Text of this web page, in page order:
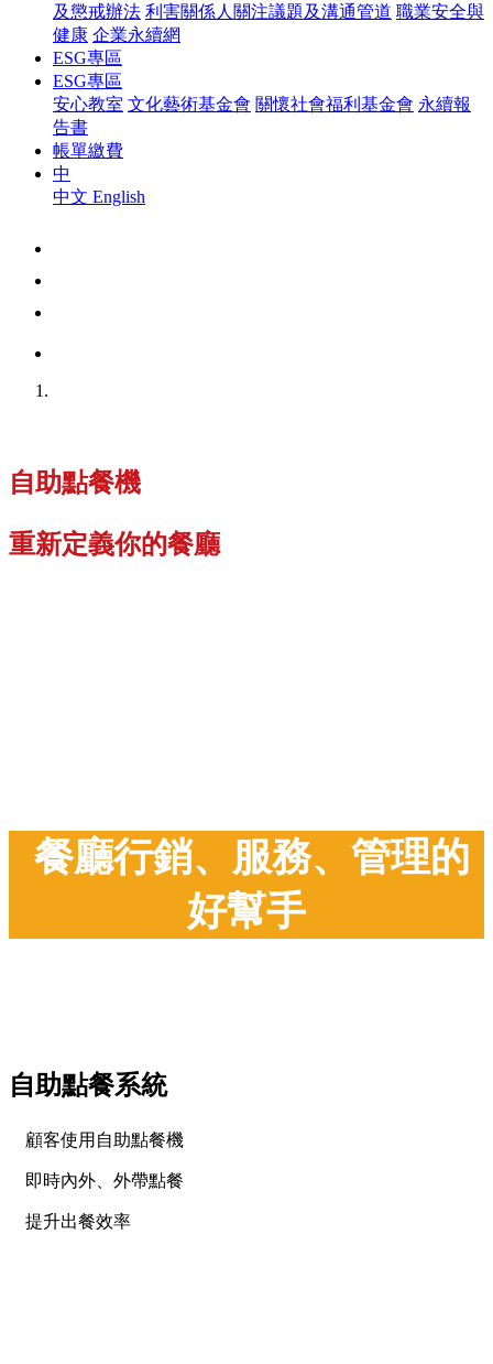
及懲戒辦法 利害關係人關注議題及溝通管道 職業安全與
健康 企業永續網
ESG專區
ESG專區
安心教室 文化藝術基金會 關懷社會福利基金會 永續報
告書
帳單繳費
中
中文 English
自助點餐機
重新定義你的餐廳
餐廳行銷、服務、 管理的
好幫手
自助點餐系統
顧客使用自助點餐機
即時內外、外帶點餐
提升出餐效率